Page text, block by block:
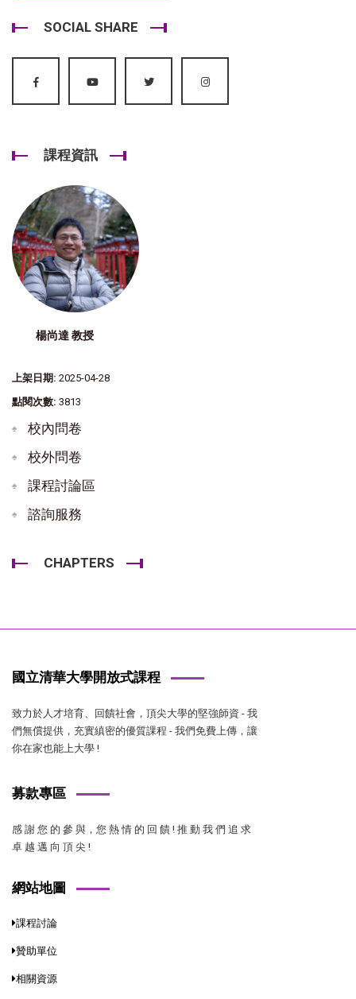
SOCIAL SHARE
課程資訊
楊尚達 教授
上架日期: 2025-04-28
點閱次數: 3813
校內問卷
校外問卷
課程討論區
諮詢服務
CHAPTERS
國立清華大學開放式課程
致力於人才培育、回饋社會，頂尖大學的堅強師資 - 我
們無償提供，充實縝密的優質課程 - 我們免費上傳，讓
你在家也能上大學 !
募款專區
感 謝 您 的 參 與，您 熱 情 的 回 饋 ! 推 動 我 們 追 求
卓 越 邁 向 頂 尖 !
網站地圖
課程討論
贊助單位
相關資源